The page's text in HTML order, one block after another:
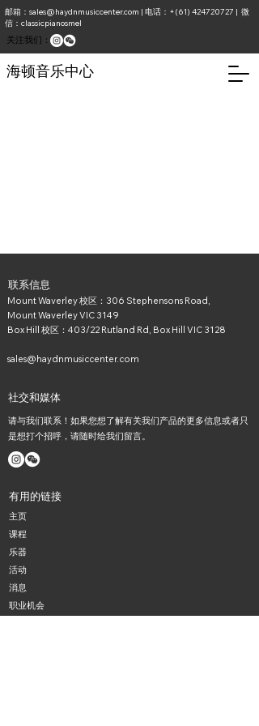
邮箱： sales@haydnmusiccenter.com | 电话：+(61) 424720727 | 微
信：classicpianosmel
​关注我们：
海顿音乐中心
联系信息
Mount Waverley 校区：306 Stephensons Road,
Mount Waverley VIC 3149
Box Hill 校区：403/22 Rutland Rd, Box Hill VIC 3128
sales@haydnmusiccenter.com
社交和媒体
请与我们联系！如果您想了解有关我们产品的更多信息或者只
是想打个招呼，请随时给我们留言。
有用的链接
主页
课程
​乐器
活动
消息
职业机会